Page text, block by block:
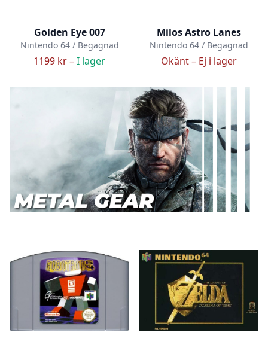
Golden Eye 007
Nintendo 64 / Begagnad
1199 kr –I lager
Milos Astro Lanes
Nintendo 64 / Begagnad
Okänt – Ej i lager